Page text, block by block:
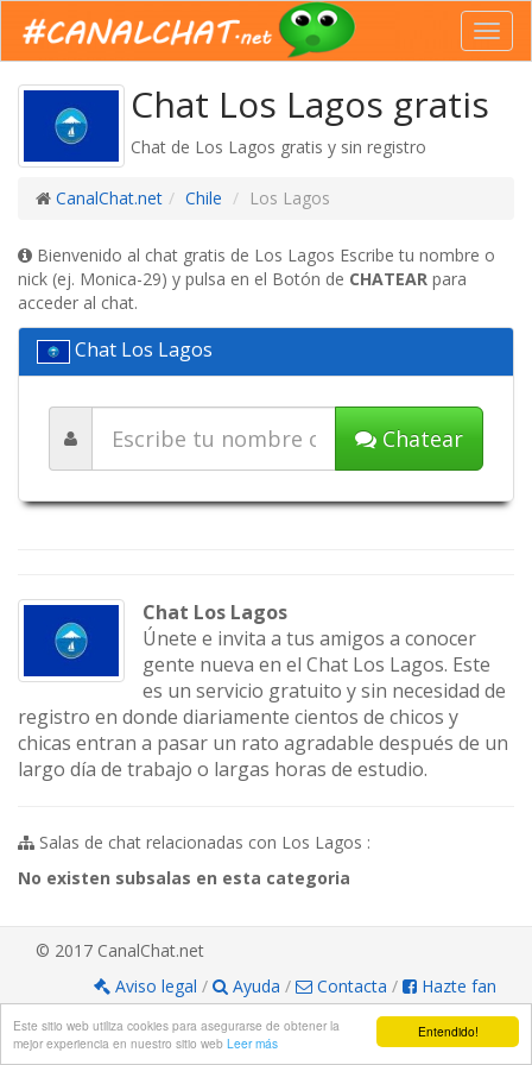
Entendido!
Este sitio web utiliza cookies para asegurarse de obtener la
mejor experiencia en nuestro sitio web Leer más
Chat Los Lagos gratis
Chat de Los Lagos gratis y sin registro
CanalChat.net Chile Los Lagos
Bienvenido al chat gratis de Los Lagos Escribe tu nombre o
nick (ej. Monica-29) y pulsa en el Botón de CHATEAR para
acceder al chat.
Chat Los Lagos
Chatear
Chat Los Lagos
Únete e invita a tus amigos a conocer
gente nueva en el Chat Los Lagos. Este
es un servicio gratuito y sin necesidad de
registro en donde diariamente cientos de chicos y
chicas entran a pasar un rato agradable después de un
largo día de trabajo o largas horas de estudio.
Salas de chat relacionadas con Los Lagos :
No existen subsalas en esta categoria
© 2017 CanalChat.net
Aviso legal / Ayuda / Contacta / Hazte fan